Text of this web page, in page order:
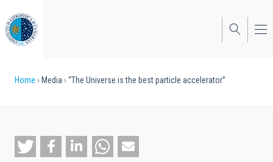
to
main
content
Breadcrumb
Home Media “The Universe is the best particle accelerator”